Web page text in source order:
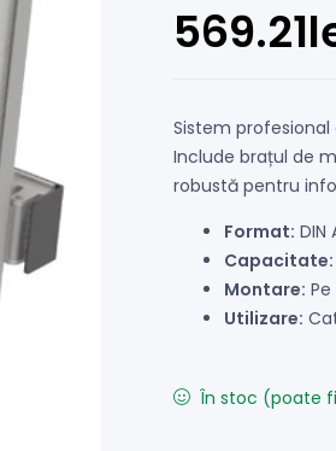
569.21
Sistem
Include brațul de
robustă pentru
Format: DIN
Capacitate:
Montare:
Utilizare:
În stoc (poate